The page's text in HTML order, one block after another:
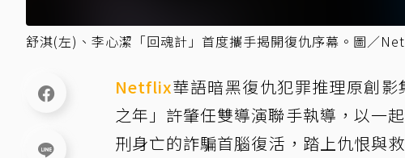
舒淇(左)、李心潔「回魂計」首度攜手揭開復仇序幕。圖／
Netflix華語暗黑復仇犯罪推理原創影
之年」許肇任雙導演聯手執導，以一
刑身亡的詐騙首腦復活，踏上仇恨與